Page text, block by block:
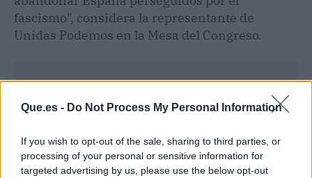
Que.es - Do Not Process My Personal Information
If you wish to opt-out of the sale, sharing to third parties, or
processing of your personal or sensitive information for
targeted advertising by us, please use the below opt-out
fascismo", considera la representante de
Unidas Podemos en la Mesa del Congreso.